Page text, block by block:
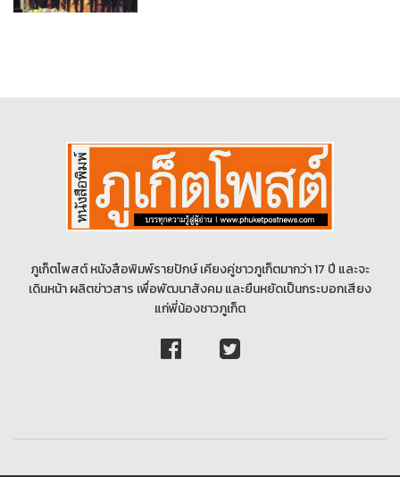
ภูเก็ตโพสต์ หนังสือพิมพ์รายปักษ์ เคียงคู่ชาวภูเก็ตมากว่า 17 ปี และจะ
เดินหน้า ผลิตข่าวสาร เพื่อพัฒนาสังคม และยืนหยัดเป็นกระบอกเสียง
แก่พี่น้องชาวภูเก็ต